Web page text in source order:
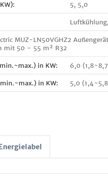
5, 5,0
MUZ-LN50VGHZ2
mit 50 - 55 m² R32
in KW: 6,0
in KW: 5,0